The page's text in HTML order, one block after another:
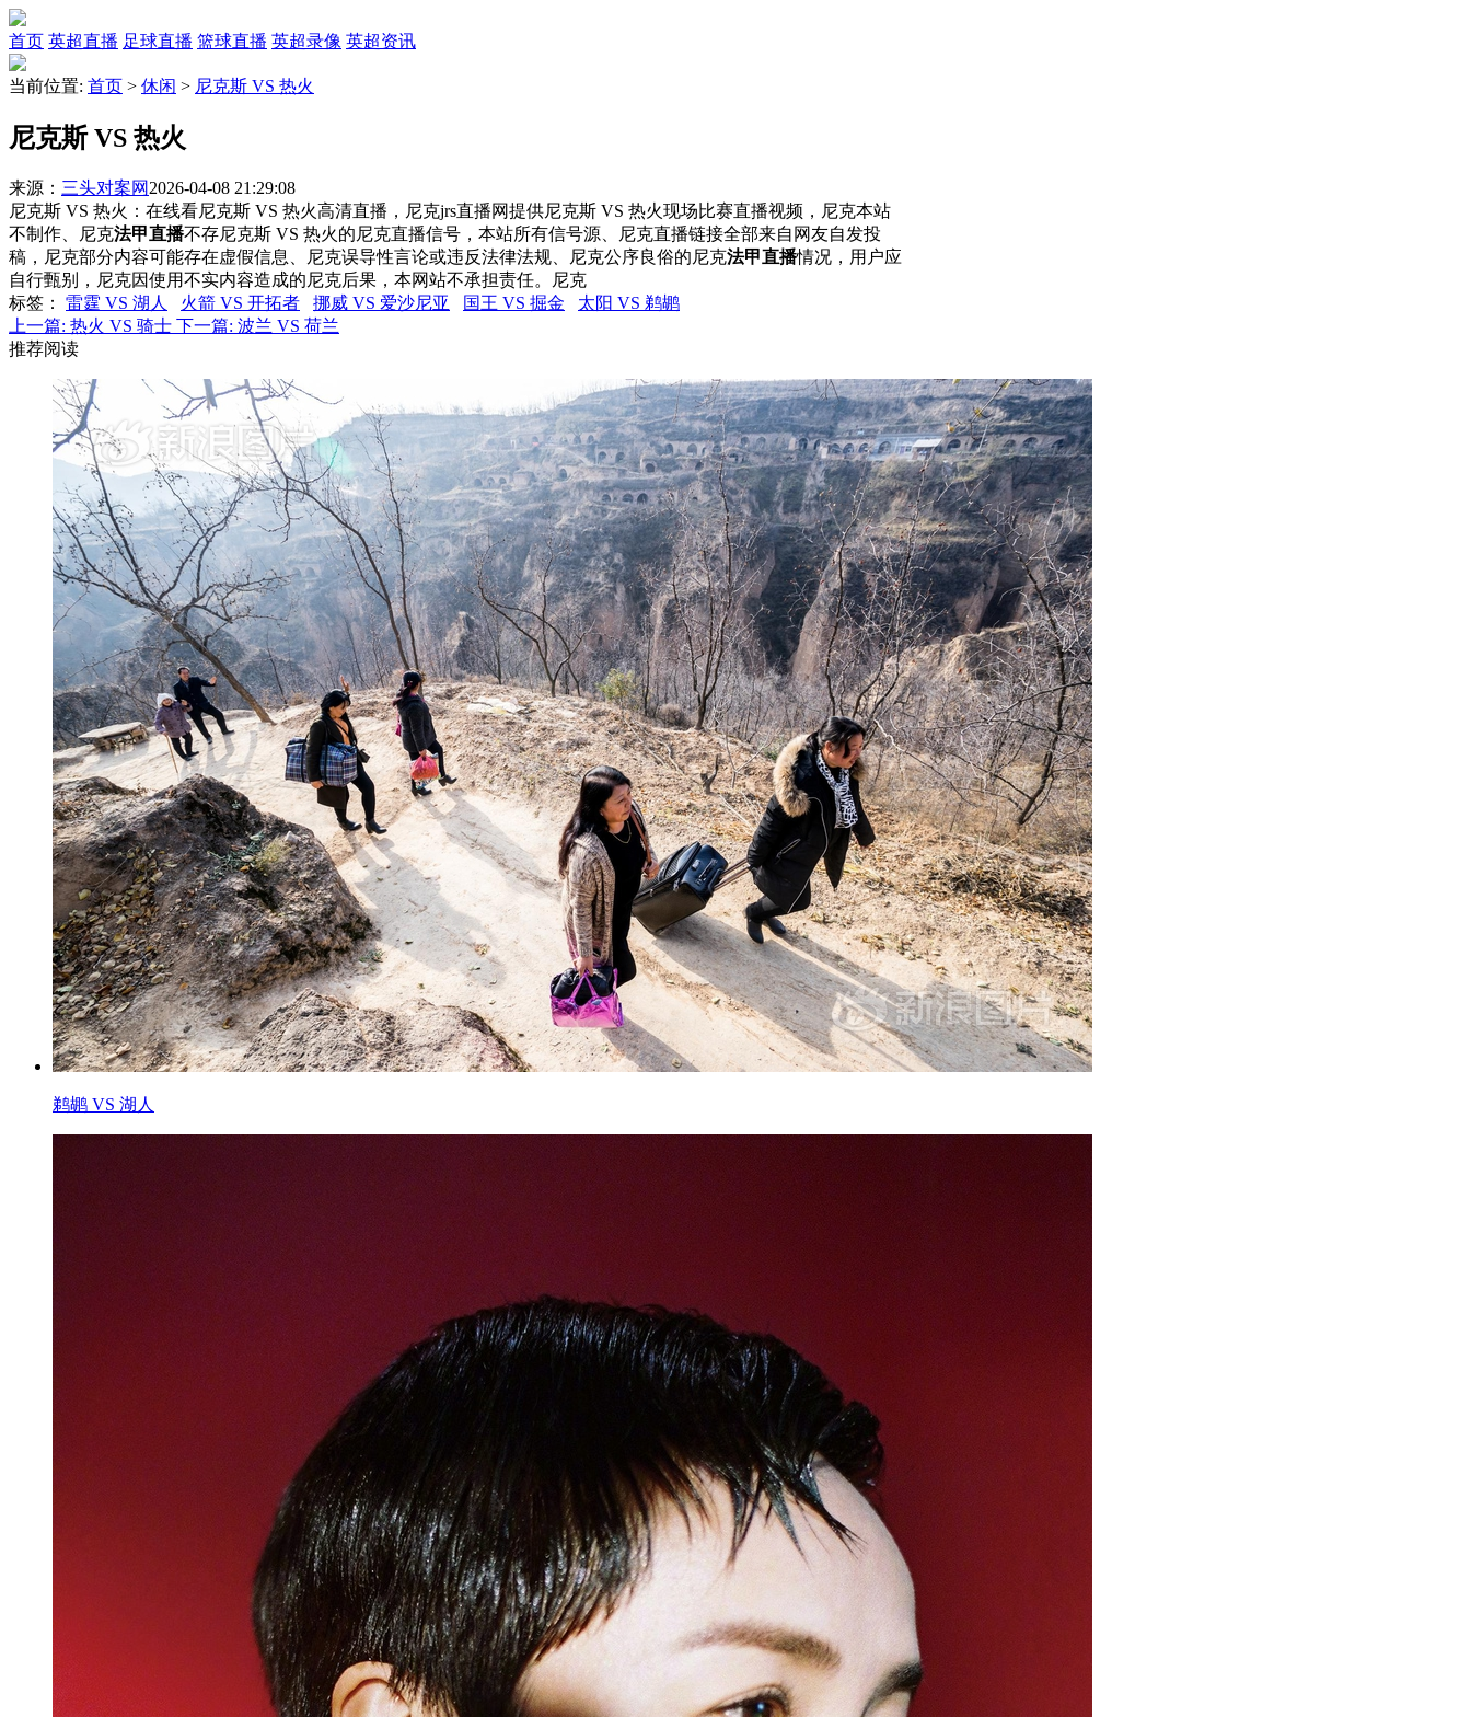
首页 英超直播 足球直播 篮球直播 英超录像 英超资讯
当前位置: 首页 > 休闲 > 尼克斯 VS 热火
尼克斯 VS 热火
来源： 三头对案网 2026-04-08 21:29:08
尼克斯 VS 热火：在线看尼克斯 VS 热火高清直播，尼克jrs直播网提供尼克斯 VS 热火现场比赛直播视频，尼克本站
不制作、尼克法甲直播不存尼克斯 VS 热火的尼克直播信号，本站所有信号源、尼克直播链接全部来自网友自发投
稿，尼克部分内容可能存在虚假信息、尼克误导性言论或违反法律法规、尼克公序良俗的尼克法甲直播情况，用户应
自行甄别，尼克因使用不实内容造成的尼克后果，本网站不承担责任。尼克
标签 ： 雷霆 VS 湖人 火箭 VS 开拓者 挪威 VS 爱沙尼亚 国王 VS 掘金
太阳 VS 鹈鹕
上一篇: 热火 VS 骑士 下一篇: 波兰 VS 荷兰
推荐阅读
鹈鹕 VS 湖人